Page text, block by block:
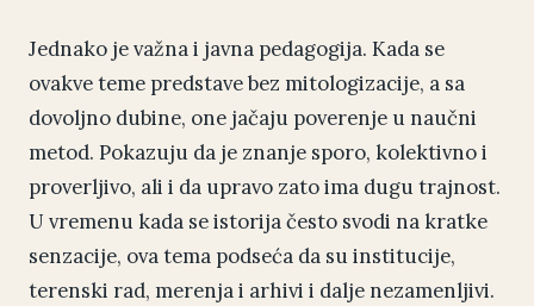
Jednako je važna i javna pedagogija. Kada se
ovakve teme predstave bez mitologizacije, a sa
dovoljno dubine, one jačaju poverenje u naučni
metod. Pokazuju da je znanje sporo, kolektivno i
proverljivo, ali i da upravo zato ima dugu trajnost.
U vremenu kada se istorija često svodi na kratke
senzacije, ova tema podseća da su institucije,
terenski rad, merenja i arhivi i dalje nezamenljivi.